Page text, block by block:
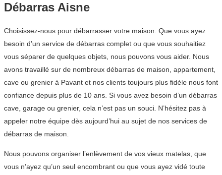
Débarras Aisne
Choisissez-nous pour débarrasser votre maison. Que vous ayez
besoin d’un service de débarras complet ou que vous souhaitiez
vous séparer de quelques objets, nous pouvons vous aider. Nous
avons travaillé sur de nombreux débarras de maison, appartement,
cave ou grenier à Pavant et nos clients toujours plus fidèle nous font
confiance depuis plus de 10 ans. Si vous avez besoin d’un débarras
cave, garage ou grenier, cela n’est pas un souci. N’hésitez pas à
appeler notre équipe dès aujourd’hui au sujet de nos services de
débarras de maison.
Nous pouvons organiser l’enlèvement de vos vieux matelas, que
vous n’ayez qu’un seul encombrant ou que vous ayez vidé toute